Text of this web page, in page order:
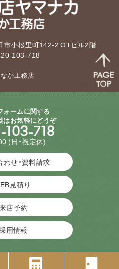
市小松里町142-2 OTビル2階
103-718
か工務店
ォームに関する
はお気軽にどうぞ
(日・祝定休)
わせ・資料請求
見積り
来店予約
用情報